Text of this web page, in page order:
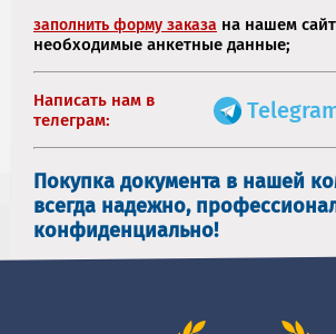
заполнить форму заказа на нашем
необходимые анкетные данные;
Написать нам в
телеграм:
Покупка документа в нашей
всегда надежно,
конфиденциально!